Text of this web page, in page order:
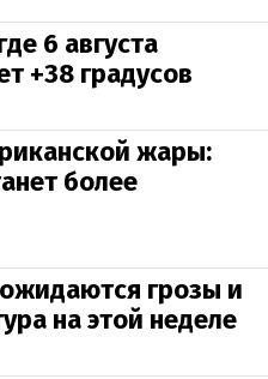
6 августа
+38 градусов
жары:
более
грозы и
на этой неделе